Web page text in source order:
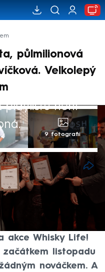
půlmilionová
Velkolepý
playlistu není
9 fotografií
létají
se rvou o titul a
kam se dívat
akce Whisky Life!
listopadu
nováčkem. A